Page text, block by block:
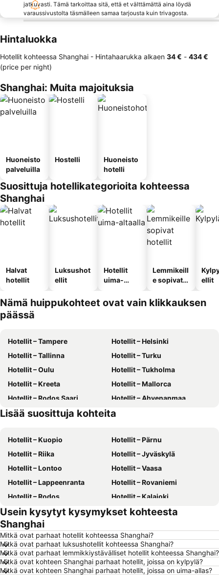
jatkuvasti. Tämä tarkoittaa sitä, että et välttämättä aina löydä
varaussivustolta täsmälleen samaa tarjousta kuin trivagosta.
Hintaluokka
Hotellit kohteessa Shanghai - Hintahaarukka alkaen ‎34 € - ‎434 €
(price per night)
Shanghai: Muita majoituksia
Huoneisto
palveluilla
Hostelli
Huoneisto
hotelli
Suosittuja hotellikategorioita kohteessa
Shanghai
Halvat
hotellit
Luksushot
ellit
Hotellit
uima-
Lemmikeill
e sopivat
ellit
Nämä huippukohteet ovat vain klikkauksen
päässä
Hotellit – Tampere
Hotellit – Helsinki
Hotellit – Tallinna
Hotellit – Turku
Hotellit – Oulu
Hotellit – Tukholma
Hotellit – Kreeta
Hotellit – Mallorca
Hotellit – Rodos Saari
Hotellit – Ahvenanmaa
Hotellit – Suomi
Hotellit – Kreikka
Lisää suosittuja kohteita
Hotellit – Kuopio
Hotellit – Pärnu
Hotellit – Riika
Hotellit – Jyväskylä
Hotellit – Lontoo
Hotellit – Vaasa
Hotellit – Lappeenranta
Hotellit – Rovaniemi
Hotellit – Rodos
Hotellit – Kalajoki
Hotellit – Alanya
Hotellit – Joensuu
Hotellit – Fuengirola
Hotellit – Savonlinna
Hotellit – Gdańsk
Hotellit – Lahti
Hotellit – Hämeenlinna
Hotellit – Seinäjoki
Hotellit – Gran Canaria
Usein kysytyt kysymykset kohteesta
Shanghai
Mitkä ovat parhaat hotellit kohteessa Shanghai?
Mitkä ovat parhaat luksushotellit kohteessa Shanghai?
Mitkä ovat parhaat lemmikkiystävälliset hotellit kohteessa Shanghai?
Mitkä ovat kohteen Shanghai parhaat hotellit, joissa on kylpylä?
Mitkä ovat kohteen Shanghai parhaat hotellit, joissa on uima-allas?